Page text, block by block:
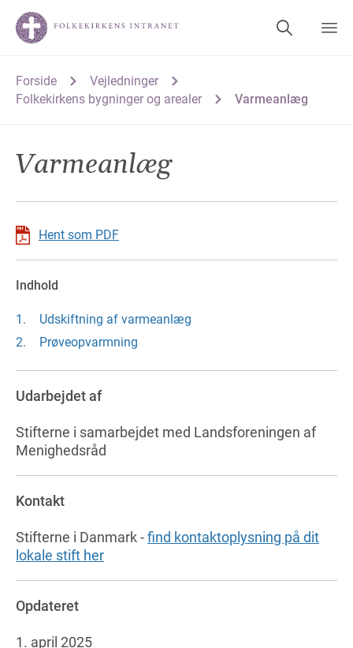
Forside
Vejledninger
Folkekirkens bygninger og arealer
Varmeanlæg
Varmeanlæg
Hent som PDF
Indhold
Udskiftning af varmeanlæg
Prøveopvarmning
Udarbejdet af
Stifterne i samarbejdet med Landsforeningen af
Menighedsråd
Kontakt
Stifterne i Danmark -find kontaktoplysning på dit
lokale stift her
Opdateret
1. april 2025